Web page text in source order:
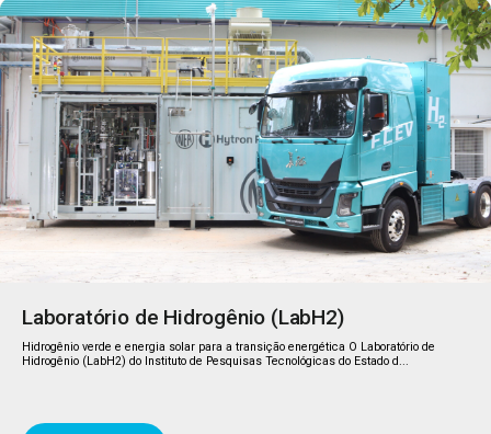
Laboratório de Hidrogênio (LabH2)
Hidrogênio verde e energia solar para a transição energética O Laboratório de
Hidrogênio (LabH2) do Instituto de Pesquisas Tecnológicas do Estado d...